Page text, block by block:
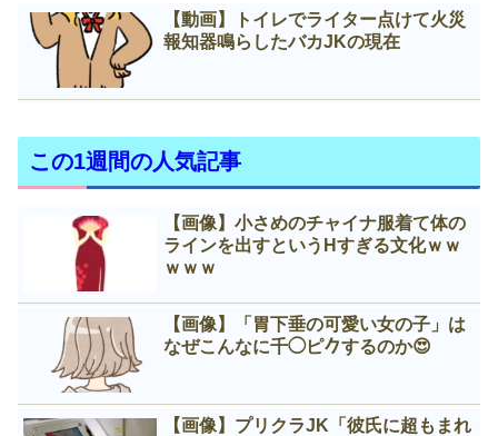
【動画】トイレでライター点けて火災
報知器鳴らしたバカJKの現在
この1週間の人気記事
【画像】小さめのチャイナ服着て体の
ラインを出すというНすぎる文化ｗｗ
ｗｗｗ
【画像】「胃下垂の可愛い女の子」は
なぜこんなに千◯ピ𠂊するのか😍
【画像】プリクラJK「彼氏に超もまれ